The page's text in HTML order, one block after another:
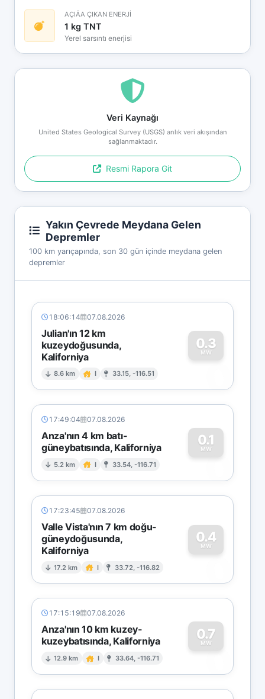
AÇIÄA ÇIKAN ENERJİ
1 kg TNT
Yerel sarsıntı enerjisi
Veri Kaynağı
United States Geological Survey (USGS) anlık veri akışından
sağlanmaktadır.
Resmi Rapora Git
Yakın Çevrede Meydana Gelen
Depremler
100 km yarıçapında, son 30 gün içinde meydana gelen
depremler
18:06:14 07.08.2026
Julian'ın 12 km
kuzeydoğusunda,
Kaliforniya
8.6 km I 33.15, -116.51
0.3
MW
0
17:49:04 07.08.2026
Anza'nın 4 km batı-
güneybatısında, Kaliforniya
5.2 km I 33.54, -116.71
0.1
MW
0
17:23:45 07.08.2026
Valle Vista'nın 7 km doğu-
güneydoğusunda,
Kaliforniya
17.2 km I 33.72, -116.82
0.4
MW
0
17:15:19 07.08.2026
Anza'nın 10 km kuzey-
kuzeybatısında, Kaliforniya
12.9 km I 33.64, -116.71
0.7
MW
0